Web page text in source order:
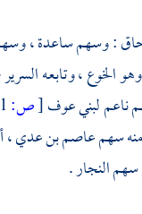
: وسهمساعدة،
الخوع، وتابعهالسرير
ناعم لبني عوف[ص:
سهمعاصم بن عدي
سهمالنجار.